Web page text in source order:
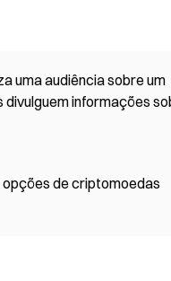
uma audiência sobre um
informações
opções de criptomoedas